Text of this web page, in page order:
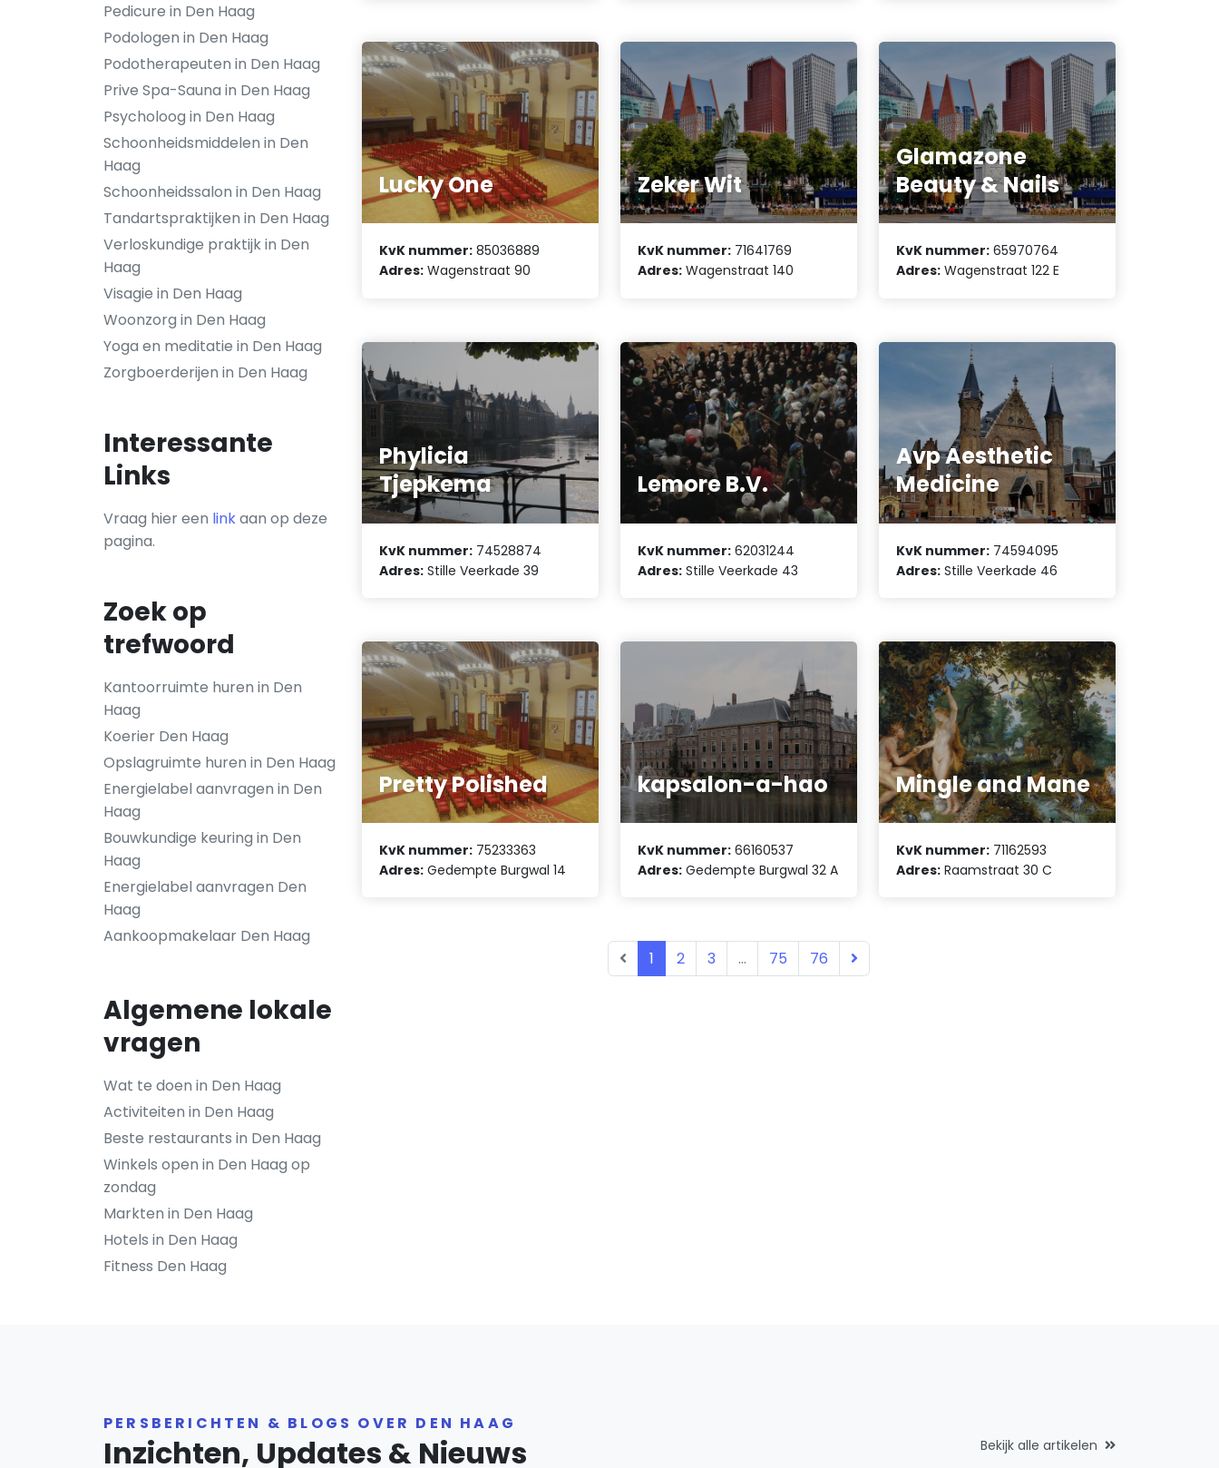
Pedicure in Den Haag
Podologen in Den Haag
Podotherapeuten in Den Haag
Prive Spa-Sauna in Den Haag
Psycholoog in Den Haag
Schoonheidsmiddelen in Den
Haag
Schoonheidssalon in Den Haag
Tandartspraktijken in Den Haag
Verloskundige praktijk in Den
Haag
Visagie in Den Haag
Woonzorg in Den Haag
Yoga en meditatie in Den Haag
Zorgboerderijen in Den Haag
Interessante
Links
Vraag hier een linkaan op deze
pagina.
Zoek op
trefwoord
Kantoorruimte huren in Den
Haag
Koerier Den Haag
Opslagruimte huren in Den Haag
Energielabel aanvragen in Den
Haag
Bouwkundige keuring in Den
Haag
Energielabel aanvragen Den
Haag
Aankoopmakelaar Den Haag
Algemene lokale
vragen
Wat te doen in Den Haag
Activiteiten in Den Haag
Beste restaurants in Den Haag
Winkels open in Den Haag op
zondag
Markten in Den Haag
Hotels in Den Haag
Fitness Den Haag
Lucky One
KvK nummer: 85036889
Adres: Wagenstraat 90
Zeker Wit
KvK nummer: 71641769
Adres: Wagenstraat 140
Glamazone
Beauty & Nails
KvK nummer: 65970764
Adres: Wagenstraat 122 E
Phylicia
Tjepkema
KvK nummer: 74528874
Adres: Stille Veerkade 39
Lemore B.V.
KvK nummer: 62031244
Adres: Stille Veerkade 43
Avp Aesthetic
Medicine
KvK nummer: 74594095
Adres: Stille Veerkade 46
Pretty Polished
KvK nummer: 75233363
Adres: Gedempte Burgwal 14
kapsalon-a-hao
KvK nummer: 66160537
Adres: Gedempte Burgwal 32 A
Mingle and Mane
KvK nummer: 71162593
Adres: Raamstraat 30 C
1 2 3 ... 75 76
PERSBERICHTEN & BLOGS OVER DEN HAAG
Inzichten, Updates & Nieuws Bekijk alle artikelen